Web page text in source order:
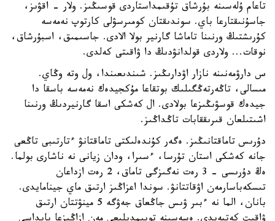
تاعام ۇلەسىنە بۇرشاق تۇقىمداستاردى قوسىڭىز. ولار - اقۋىز،
جاسۇنىقتارعا باي. سوندىقتان كومىرسۋلى كارتوپ نەمەسە
كۇرىشتىڭ ورنىنا تاماشا گارنير بولا الادى. جاسىمىق، اسبۇرشاق،
نوقات... ولاردى قولدانۋدىڭ دا ۋاقىتى كەلدى.
س دارۋمەنىنە نازار اۋدارىڭىز. شىندىعىندا، ول وتە وڭاي.
مىسالى، تاڭەرتەڭگىلىك بوتقاعا مۇكجيدەك نەمەسە باسقا دا
جيدەك قوسۋىڭىزعا بولادى. ال كەشكى اسقا گارنيردىڭ ورنىنا
اشىتىلعان قىرىققابات تاڭداڭىز.
دۇرىس تاماقتانىڭىز. ەگەر كۇندەلىكتى تاماقتانۋ ءتارتىبى تاڭعى
جانە كەشكى استان تۇرسا، ءسىرا، ودان زيانى نە ناشارى بولما.
ەڭ دۇرىسى - 3 رەت نەگىزگى تاماق، 2 رەت ازداعان
تىسكەباسارمەن اۋقاتتانۋ. سوندا اعزاڭىز ارتىق ماي جينامايدى.
بانان، الما نە ءبىر ۋىس جاڭعاق جەۋگە 5 مينۋتتان ارتىق